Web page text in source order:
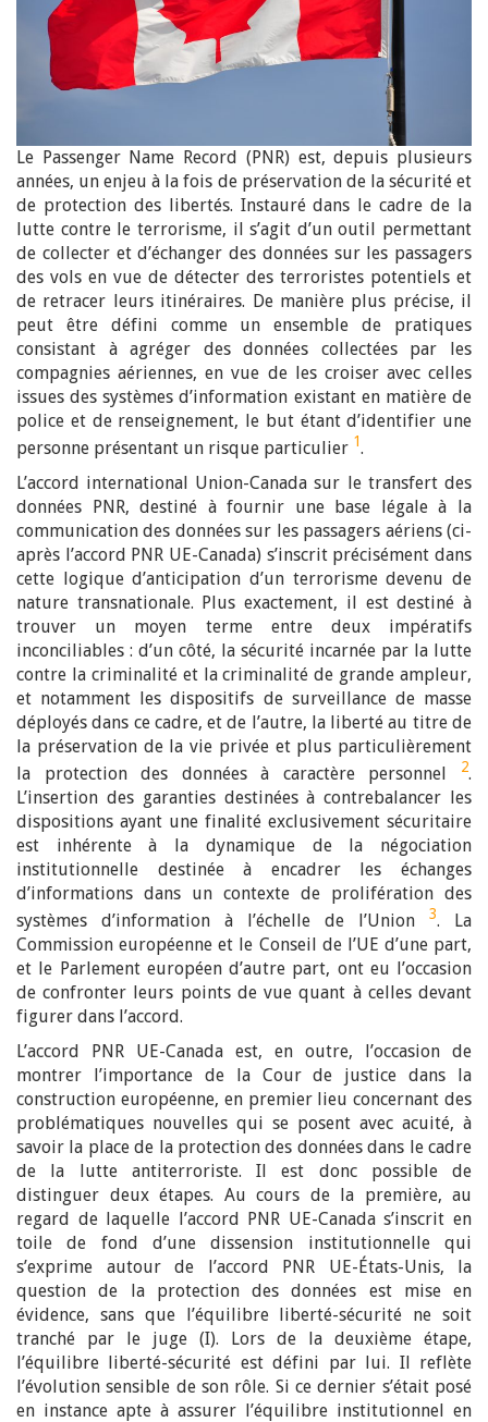
Le Passenger Name Record (PNR) est, depuis plusieurs
années, un enjeu à la fois de préservation de la sécurité et
de protection des libertés. Instauré dans le cadre de la
lutte contre le terrorisme, il s’agit d’un outil permettant
de collecter et d’échanger des données sur les passagers
des vols en vue de détecter des terroristes potentiels et
de retracer leurs itinéraires. De manière plus précise, il
peut être défini comme un ensemble de pratiques
consistant à agréger des données collectées par les
compagnies aériennes, en vue de les croiser avec celles
issues des systèmes d’information existant en matière de
police et de renseignement, le but étant d’identifier une
personne présentant un risque particulier 1.
L’accord international Union-Canada sur le transfert des
données PNR, destiné à fournir une base légale à la
communication des données sur les passagers aériens (ci-
après l’accord PNR UE-Canada) s’inscrit précisément dans
cette logique d’anticipation d’un terrorisme devenu de
nature transnationale. Plus exactement, il est destiné à
trouver un moyen terme entre deux impératifs
inconciliables : d’un côté, la sécurité incarnée par la lutte
contre la criminalité et la criminalité de grande ampleur,
et notamment les dispositifs de surveillance de masse
déployés dans ce cadre, et de l’autre, la liberté au titre de
la préservation de la vie privée et plus particulièrement
la protection des données à caractère personnel
2.
L’insertion des garanties destinées à contrebalancer les
dispositions ayant une finalité exclusivement sécuritaire
est inhérente à la dynamique de la négociation
institutionnelle destinée à encadrer les échanges
d’informations dans un contexte de prolifération des
systèmes d’information à l’échelle de l’Union 3. La
Commission européenne et le Conseil de l’UE d’une part,
et le Parlement européen d’autre part, ont eu l’occasion
de confronter leurs points de vue quant à celles devant
figurer dans l’accord.
L’accord PNR UE-Canada est, en outre, l’occasion de
montrer l’importance de la Cour de justice dans la
construction européenne, en premier lieu concernant des
problématiques nouvelles qui se posent avec acuité, à
savoir la place de la protection des données dans le cadre
de la lutte antiterroriste. Il est donc possible de
distinguer deux étapes. Au cours de la première, au
regard de laquelle l’accord PNR UE-Canada s’inscrit en
toile de fond d’une dissension institutionnelle qui
s’exprime autour de l’accord PNR UE-États-Unis, la
question de la protection des données est mise en
évidence, sans que l’équilibre liberté-sécurité ne soit
tranché par le juge (I). Lors de la deuxième étape,
l’équilibre liberté-sécurité est défini par lui. Il reflète
l’évolution sensible de son rôle. Si ce dernier s’était posé
en instance apte à assurer l’équilibre institutionnel en